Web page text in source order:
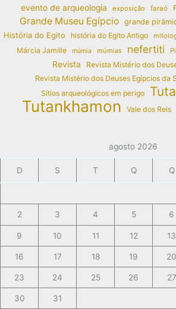
evento de arqueologia exposição faraó
Grande Museu Egípcio grande
História do Egito
história do Egito Antigo
Márcia Jamille múmia múmias nefertiti
Revista
Revista Mistério dos
Revista Mistério dos Deuses Egípcios da
Sítios arqueológicos em perigo
Tutankhamon Vale dos Reis
agosto 2026
D S T Q Q
2 3 4 5 6
9 10 11 12 13
16 17 18 19 20
23 24 25 26 27
30 31